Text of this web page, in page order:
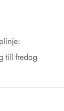
till fredag